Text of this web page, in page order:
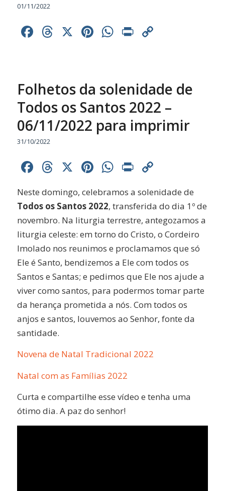
01/11/2022
Facebook
Threads
X Pinterest
WhatsApp
Print
Folhetos da solenidade de
Todos os Santos 2022 –
06/11/2022 para imprimir
31/10/2022
Facebook
Threads
X Pinterest
WhatsApp
Print
Neste domingo, celebramos a solenidade de
Todos os Santos 2022, transferida do dia 1º de
novembro. Na liturgia terrestre, antegozamos a
liturgia celeste: em torno do Cristo, o Cordeiro
Imolado nos reunimos e proclamamos que só
Ele é Santo, bendizemos a Ele com todos os
Santos e Santas; e pedimos que Ele nos ajude a
viver como santos, para podermos tomar parte
da herança prometida a nós. Com todos os
anjos e santos, louvemos ao Senhor, fonte da
santidade.
Novena de Natal Tradicional 2022
Natal com as Famílias 2022
Curta e compartilhe esse vídeo e tenha uma
ótimo dia. A paz do senhor!